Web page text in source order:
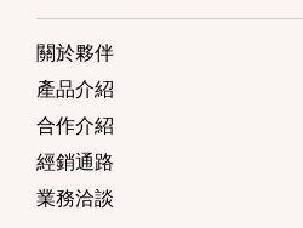
關於夥伴
產品介紹
合作介紹
經銷通路
業務洽談